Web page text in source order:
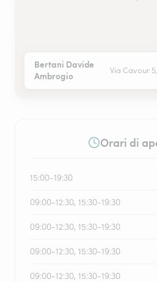
Bertani Davide
Ambrogio
Via Cavour
Orari di
15:00-19:30
09:00-12:30, 15:30-19:30
09:00-12:30, 15:30-19:30
09:00-12:30, 15:30-19:30
09:00-12:30, 15:30-19:30